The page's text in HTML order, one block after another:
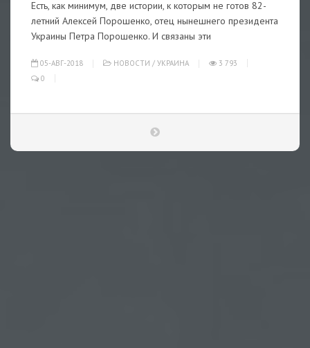
Есть, как минимум, две истории, к которым не готов 82-
летний Алексей Порошенко, отец нынешнего президента
Украины Петра Порошенко. И связаны эти
05-АВГ-2018 НОВОСТИ / УКРАИНА
3 793
0